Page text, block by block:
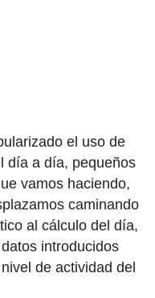
el uso de
día a día, pequeños
vamos haciendo,
caminando
al cálculo del día,
introducidos
de actividad del